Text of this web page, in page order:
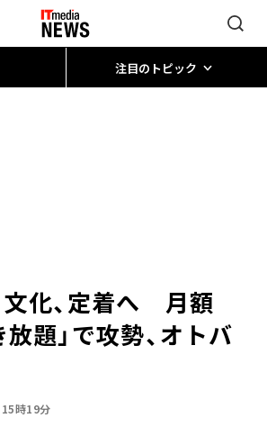
注目のトピック
文化、定着へ 月額
題」で攻勢、オトバ
時19分